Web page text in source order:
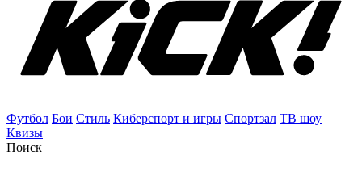
Футбол Бои Стиль Киберспорт и игры Спортзал ТВ шоу
Квизы
Поиск